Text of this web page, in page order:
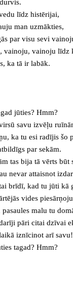
līdz histērijai,
man uzmākties,
par visu sevi
vainoju, vainoju līdz
ka tā ir labāk.
jūties? Hmm?
savu izvēļu
ka tu esi radījis šo
par sekām.
tas bija tā vērts būt
nevar attaisnot
brīdī, kad tu jūti kā
vides
malu tu
pāri citai dzīvai
iznīcinot arī
tagad? Hmm?